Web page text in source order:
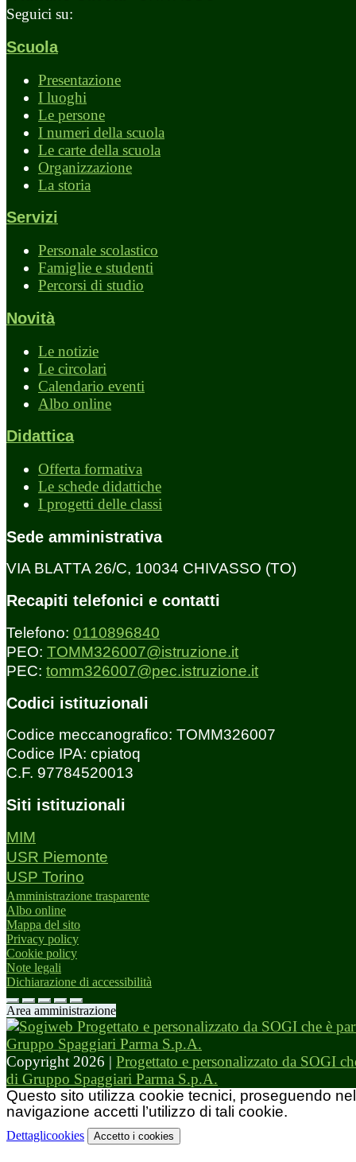
Seguici su:
Scuola
Presentazione
I luoghi
Le persone
I numeri della scuola
Le carte della scuola
Organizzazione
La storia
Servizi
Personale scolastico
Famiglie e studenti
Percorsi di studio
Novità
Le notizie
Le circolari
Calendario eventi
Albo online
Didattica
Offerta formativa
Le schede didattiche
I progetti delle classi
Sede amministrativa
VIA BLATTA 26/C, 10034 CHIVASSO (TO)
Recapiti telefonici e contatti
Telefono: 0110896840
PEO: TOMM326007@istruzione.it
PEC: tomm326007@pec.istruzione.it
Codici istituzionali
Codice meccanografico: TOMM326007
Codice IPA: cpiatoq
C.F. 97784520013
Siti istituzionali
MIM
USR Piemonte
USP Torino
Amministrazione trasparente
Albo online
Mappa del sito
Privacy policy
Cookie policy
Note legali
Dichiarazione di accessibilità
Area amministrazione
Copyright 2026 | Progettato e personalizzato da SOGI
di Gruppo Spaggiari Parma S.p.A.
Questo sito utilizza cookie tecnici, proseguendo
navigazione accetti l’utilizzo di tali cookie.
Dettaglicookies Accetto i cookies